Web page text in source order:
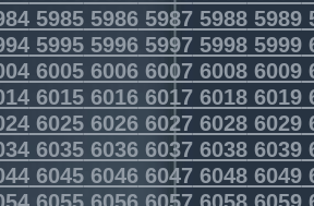
59855986598759885989
59955996599759985999
60056006600760086009
60156016601760186019
60256026602760286029
60356036603760386039
60456046604760486049